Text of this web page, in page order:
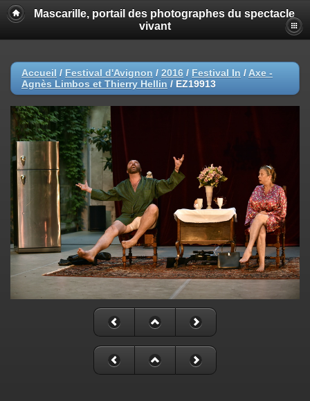
Mascarille, portail des photographes du spectacle
vivant
Accueil / Festival d'Avignon / 2016 / Festival In / Axe -
Agnès Limbos et Thierry Hellin / EZ19913